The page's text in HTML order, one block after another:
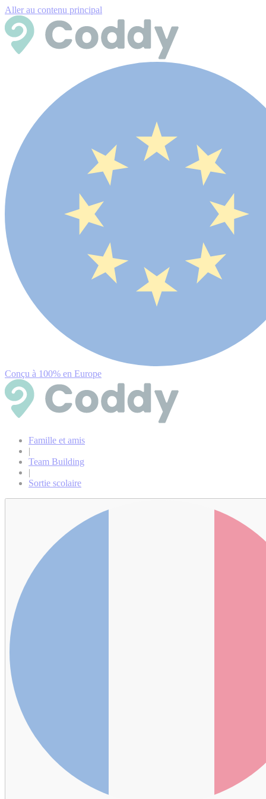
Aller au contenu principal
Conçu à 100% en Europe
Famille et amis
|
Team Building
|
Sortie scolaire